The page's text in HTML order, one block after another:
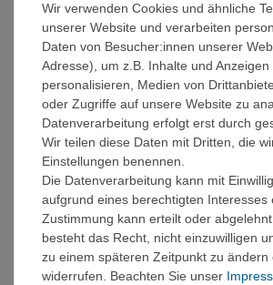
1 x Heftpflasterspule 1,25 cm x 5 m
1 x Verbandpäckchen steril, Gr. M
1 Paar Vinyl-Einmalhandschuhe
Kompaktes Packmaß
Übersichtliche Inhaltsaufteilung
Zusätzlicher Stauraum für
1 x Notfallkarte
Wasserdicht
Schneller Inhaltszugriff mittels
1 x Wundkompresse steril (Vlies)
1x Schere
Pflasterset mit: 4 x Pflasterstrip 2,5
Pflasterstrip 1,9 x 7,2 cm (5er
Fingerkuppenverband, 2 x Finger-
Wir verwenden Cookies und ähnliche
unserer Website und verarbeiten
Daten von Besucher:innen unserer
Adresse), um z.B. Inhalte und Anzeigen
personalisieren, Medien von
oder Zugriffe auf unsere Website zu
Datenverarbeitung erfolgt erst durch
Wir teilen diese Daten mit Dritten, die
Einstellungen benennen.
Die Datenverarbeitung kann mit
aufgrund eines berechtigten Interesses
Zustimmung kann erteilt oder
besteht das Recht, nicht einzuwilligen
zu einem späteren Zeitpunkt zu ändern
widerrufen. Beachten Sie unser